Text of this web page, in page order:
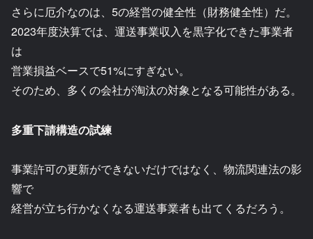
さらに厄介なのは、5の経営の健全性（財務健全性）だ。
2023年度決算では、運送事業収入を黒字化できた事業者
は
営業損益ベースで51%にすぎない。
そのため、多くの会社が淘汰の対象となる可能性がある。
多重下請構造の試練
事業許可の更新ができないだけではなく、物流関連法の影
響で
経営が立ち行かなくなる運送事業者も出てくるだろう。